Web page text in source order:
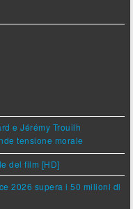
e Jérémy Trouilh
tensione morale
del film [HD]
2026 supera i 50 milioni di